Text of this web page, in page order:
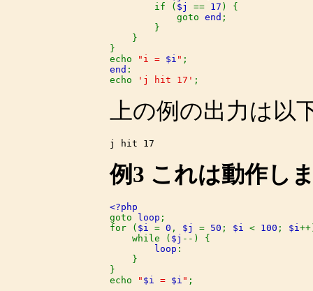
        if (
$j == 17 ) {
            goto
end ;
        }
    }
}
echo
"i = $i "
end :
echo
'j hit 17' ;
上の例の出力は以
例3 これは動作し
goto
loop ;
for ( $i = 0 , $j = 50 ; $i < 100 ; $i
    while (
$j --) {
loop :
    }
}
echo
" $i = $i " ;